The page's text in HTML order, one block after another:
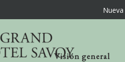
Visión general